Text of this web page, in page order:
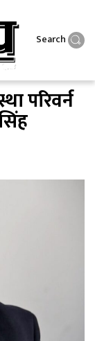
Search
परिवर्न